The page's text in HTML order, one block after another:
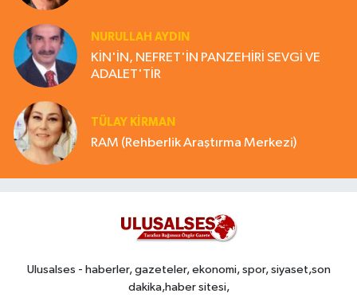
NURULLAH AYDIN
KİN'İN, NEFRET'İN PANZEHİRİ SEVGİ VE
ADALET'TİR
TÜLAY KİRMAN
RAM (Rehberlik Araştırma Merkezi)
Ulusalses - haberler, gazeteler, ekonomi, spor, siyaset,son
dakika,haber sitesi,